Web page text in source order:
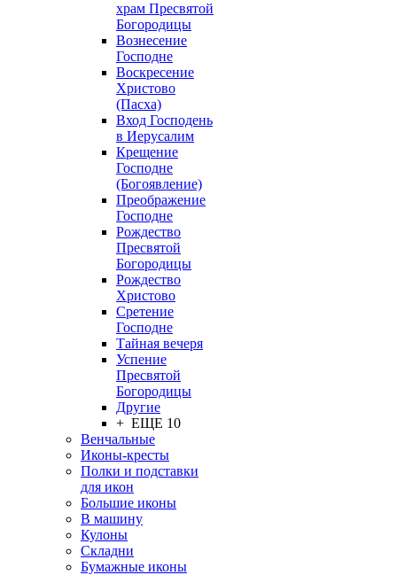
храм Пресвятой
Богородицы
Вознесение
Господне
Воскресение
Христово
(Пасха)
Вход Господень
в Иерусалим
Крещение
Господне
(Богоявление)
Преображение
Господне
Рождество
Пресвятой
Богородицы
Рождество
Христово
Сретение
Господне
Тайная вечеря
Успение
Пресвятой
Богородицы
Другие
+ ЕЩЕ 10
Венчальные
Иконы-кресты
Полки и подставки
для икон
Большие иконы
В машину
Кулоны
Складни
Бумажные иконы